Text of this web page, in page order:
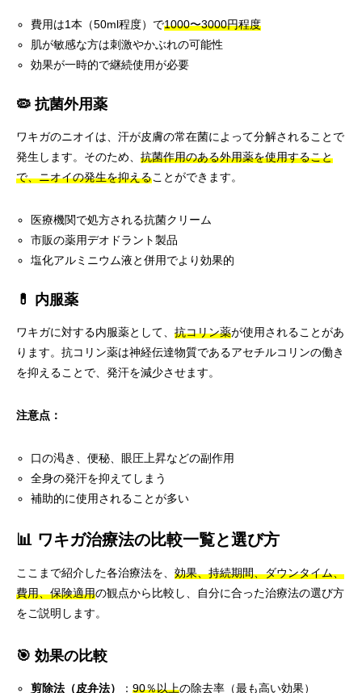
費用は1本（50ml程度）で1000〜3000円程度
肌が敏感な方は刺激やかぶれの可能性
効果が一時的で継続使用が必要
🦠 抗菌外用薬
ワキガのニオイは、汗が皮膚の常在菌によって分解されることで
発生します。そのため、 抗菌作用のある外用薬を使用すること
で、ニオイの発生を抑えることができます。
医療機関で処方される抗菌クリーム
市販の薬用デオドラント製品
塩化アルミニウム液と併用でより効果的
💊 内服薬
ワキガに対する内服薬として、 抗コリン薬が使用されることがあ
ります。抗コリン薬は神経伝達物質であるアセチルコリンの働き
を抑えることで、発汗を減少させます。
注意点：
口の渇き、便秘、眼圧上昇などの副作用
全身の発汗を抑えてしまう
補助的に使用されることが多い
📊 ワキガ治療法の比較一覧と選び方
ここまで紹介した各治療法を、 効果、持続期間、ダウンタイム、
費用、保険適用の観点から比較し、自分に合った治療法の選び方
をご説明します。
🎯 効果の比較
剪除法（皮弁法） ：90％以上の除去率（最も高い効果）